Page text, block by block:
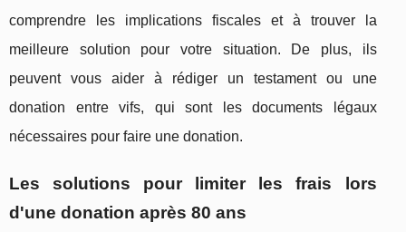
comprendre les implications fiscales et à trouver la
meilleure solution pour votre situation. De plus, ils
peuvent vous aider à rédiger un testament ou une
donation entre vifs, qui sont les documents légaux
nécessaires pour faire une donation.
Les solutions pour limiter les frais lors
d'une donation après 80 ans